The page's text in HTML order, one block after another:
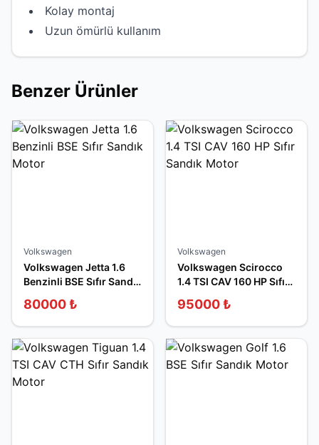
Kolay montaj
Uzun ömürlü kullanım
Benzer Ürünler
Volkswagen
Volkswagen Jetta 1.6
Benzinli BSE Sıfır Sandık
80000 ₺
Volkswagen
Volkswagen Scirocco
1.4 TSI CAV 160 HP Sıfır
95000 ₺